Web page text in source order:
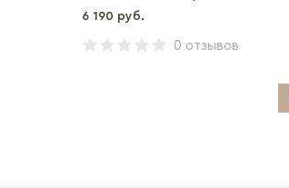
6 190 руб.
0 отзывов